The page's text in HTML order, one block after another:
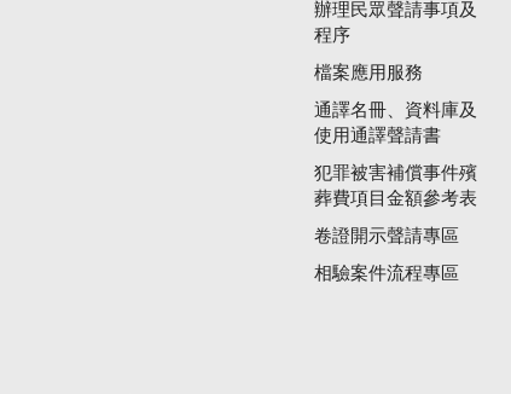
辦理民眾聲請事項及
程序
檔案應用服務
通譯名冊、資料庫及
使用通譯聲請書
犯罪被害補償事件殯
葬費項目金額參考表
卷證開示聲請專區
相驗案件流程專區